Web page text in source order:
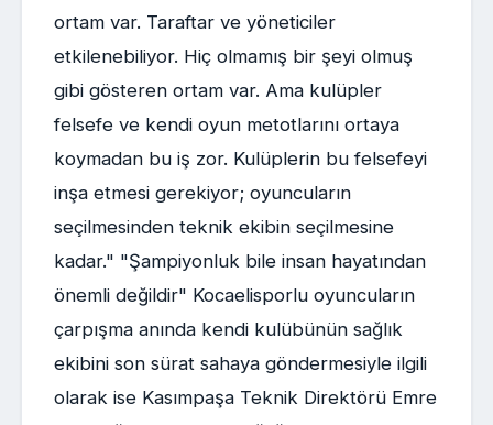
ortam var. Taraftar ve yöneticiler
etkilenebiliyor. Hiç olmamış bir şeyi olmuş
gibi gösteren ortam var. Ama kulüpler
felsefe ve kendi oyun metotlarını ortaya
koymadan bu iş zor. Kulüplerin bu felsefeyi
inşa etmesi gerekiyor; oyuncuların
seçilmesinden teknik ekibin seçilmesine
kadar." "Şampiyonluk bile insan hayatından
önemli değildir" Kocaelisporlu oyuncuların
çarpışma anında kendi kulübünün sağlık
ekibini son sürat sahaya göndermesiyle ilgili
olarak ise Kasımpaşa Teknik Direktörü Emre